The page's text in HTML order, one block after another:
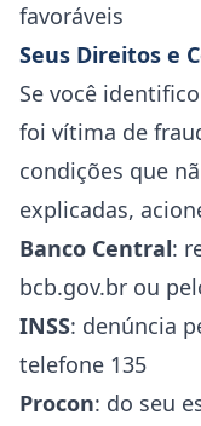
favoráveis
Seus Direitos e
Se você
foi vítima de
condições que
explicadas,
Banco Central:
bcb.gov.br ou
INSS: denúncia
telefone 135
Procon: do seu